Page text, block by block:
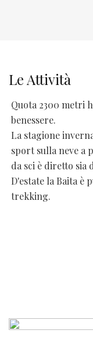
Le Attività
Quota 2300 metri
benessere.
La stagione
sport sulla neve a
da sci è diretto sia
D'estate la Baita è
trekking.